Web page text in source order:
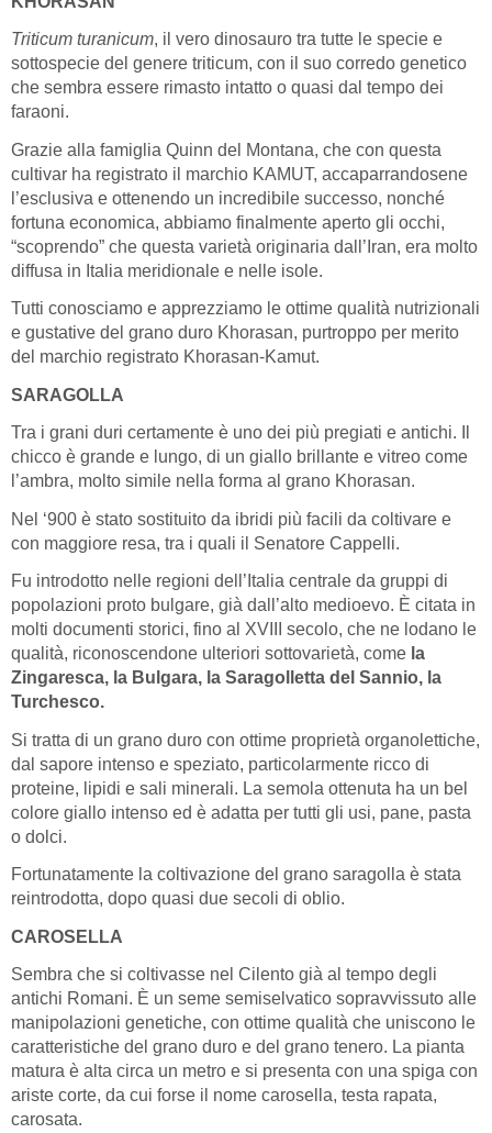
Triticum turanicum, il vero dinosauro tra tutte le specie e
sottospecie del genere triticum, con il suo corredo genetico
che sembra essere rimasto intatto o quasi dal tempo dei
faraoni.
Grazie alla famiglia Quinn del Montana, che con questa
cultivar ha registrato il marchio KAMUT, accaparrandosene
l’esclusiva e ottenendo un incredibile successo, nonché
fortuna economica, abbiamo finalmente aperto gli occhi,
“scoprendo” che questa varietà originaria dall’Iran, era molto
diffusa in Italia meridionale e nelle isole.
Tutti conosciamo e apprezziamo le ottime qualità nutrizionali
e gustative del grano duro Khorasan, purtroppo per merito
del marchio registrato Khorasan-Kamut.
SARAGOLLA
Tra i grani duri certamente è uno dei più pregiati e antichi. Il
chicco è grande e lungo, di un giallo brillante e vitreo come
l’ambra, molto simile nella forma al grano Khorasan.
Nel ‘900 è stato sostituito da ibridi più facili da coltivare e
con maggiore resa, tra i quali il Senatore Cappelli.
Fu introdotto nelle regioni dell’Italia centrale da gruppi di
popolazioni proto bulgare, già dall’alto medioevo. È citata in
molti documenti storici, fino al XVIII secolo, che ne lodano le
qualità, riconoscendone ulteriori sottovarietà, come la
Zingaresca, la Bulgara, la Saragolletta del Sannio, la
Turchesco.
Si tratta di un grano duro con ottime proprietà organolettiche,
dal sapore intenso e speziato, particolarmente ricco di
proteine, lipidi e sali minerali. La semola ottenuta ha un bel
colore giallo intenso ed è adatta per tutti gli usi, pane, pasta
o dolci.
Fortunatamente la coltivazione del grano saragolla è stata
reintrodotta, dopo quasi due secoli di oblio.
CAROSELLA
Sembra che si coltivasse nel Cilento già al tempo degli
antichi Romani. È un seme semiselvatico sopravvissuto alle
manipolazioni genetiche, con ottime qualità che uniscono le
caratteristiche del grano duro e del grano tenero. La pianta
matura è alta circa un metro e si presenta con una spiga con
ariste corte, da cui forse il nome carosella, testa rapata,
carosata.